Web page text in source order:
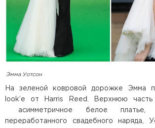
Эмма Уотсон
На зеленой ковровой дорожке Эмма
look’е от Harris Reed. Верхнюю
асимметричное белое платье,
переработанного свадебного наряда,